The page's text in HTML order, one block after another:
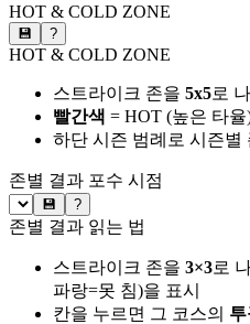
HOT & COLD ZONE
💾 ?
HOT & COLD ZONE
스트라이크 존을 5x5로
빨간색 = HOT (높은 타율
하단 시즌 범례로 시즌별
존별 결과 포수 시점
💾 ?
존별 결과 읽는 법
스트라이크 존을 3×3로
파랑=못 침)을 표시
칸을 누르면 그 코스의